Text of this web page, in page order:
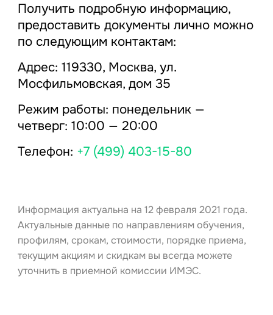
Получить подробную информацию,
предоставить документы лично можно
по следующим контактам:
Адрес: 119330, Москва, ул.
Мосфильмовская, дом 35
Режим работы: понедельник —
четверг: 10:00 — 20:00
Телефон: +7 (499) 403-15-80
Информация актуальна на 12 февраля 2021 года.
Актуальные данные по направлениям обучения,
профилям, срокам, стоимости, порядке приема,
текущим акциям и скидкам вы всегда можете
уточнить в приемной комиссии ИМЭС.